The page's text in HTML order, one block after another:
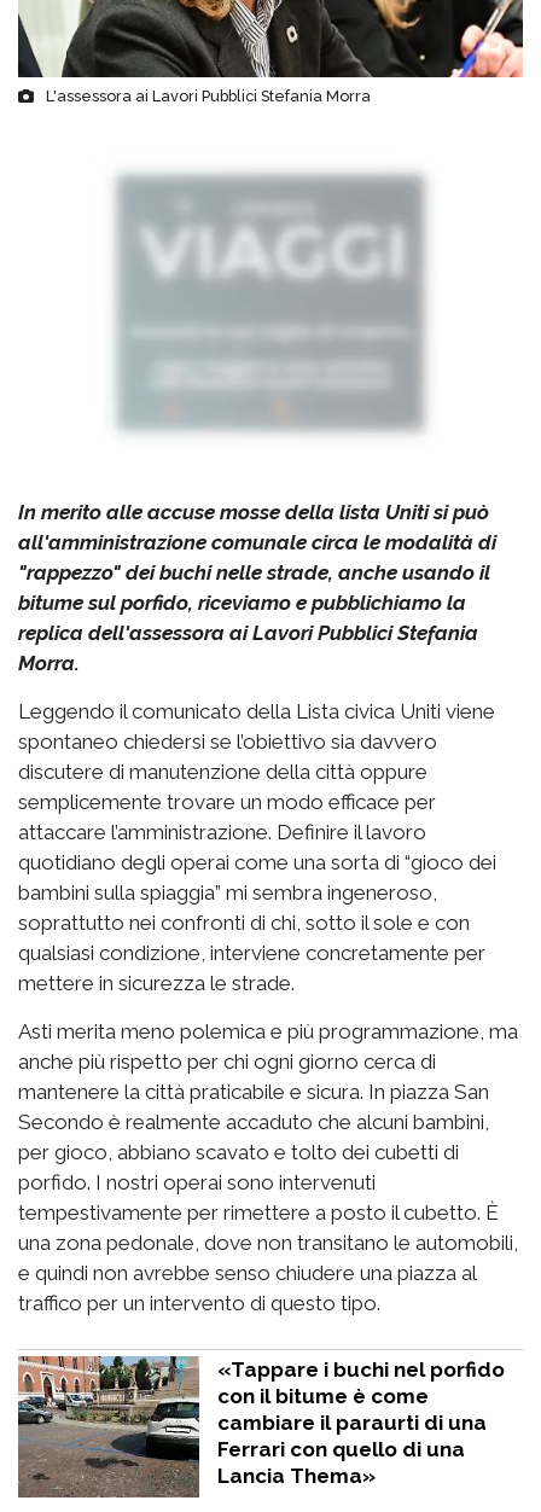
L'assessora ai Lavori Pubblici Stefania Morra
In merito alle accuse mosse della lista Uniti si può
all'amministrazione comunale circa le modalità di
"rappezzo" dei buchi nelle strade, anche usando il
bitume sul porfido, riceviamo e pubblichiamo la
replica dell'assessora ai Lavori Pubblici Stefania
Morra.
Leggendo il comunicato della Lista civica Uniti viene
spontaneo chiedersi se l’obiettivo sia davvero
discutere di manutenzione della città oppure
semplicemente trovare un modo efficace per
attaccare l’amministrazione. Definire il lavoro
quotidiano degli operai come una sorta di “gioco dei
bambini sulla spiaggia” mi sembra ingeneroso,
soprattutto nei confronti di chi, sotto il sole e con
qualsiasi condizione, interviene concretamente per
mettere in sicurezza le strade.
Asti merita meno polemica e più programmazione, ma
anche più rispetto per chi ogni giorno cerca di
mantenere la città praticabile e sicura. In piazza San
Secondo è realmente accaduto che alcuni bambini,
per gioco, abbiano scavato e tolto dei cubetti di
porfido. I nostri operai sono intervenuti
tempestivamente per rimettere a posto il cubetto. È
una zona pedonale, dove non transitano le automobili,
e quindi non avrebbe senso chiudere una piazza al
traffico per un intervento di questo tipo.
«Tappare i buchi nel porfido
con il bitume è come
cambiare il paraurti di una
Ferrari con quello di una
Lancia Thema»